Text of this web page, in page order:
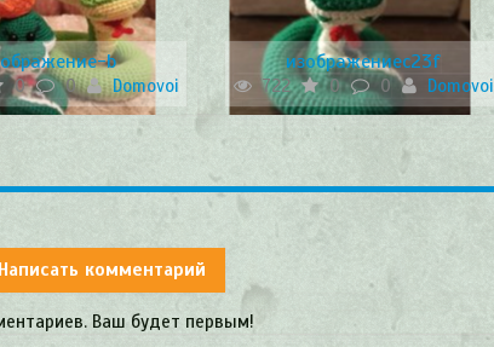
b
0 0 Domovoi
изображениеc23f
722 0 0 Domovoi
Написать комментарий
Ваш будет первым!